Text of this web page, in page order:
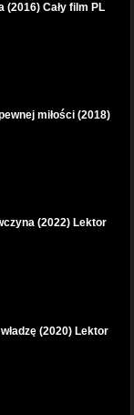
(2016) Cały film PL
miłości (2018)
(2022) Lektor
(2020) Lektor